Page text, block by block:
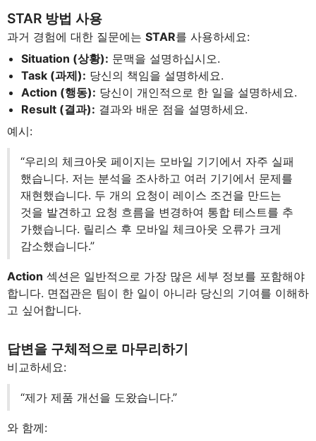
STAR 방법 사용
과거 경험에 대한 질문에는 STAR를 사용하세요:
Situation (상황): 문맥을 설명하십시오.
Task (과제): 당신의 책임을 설명하세요.
Action (행동): 당신이 개인적으로 한 일을 설명하세요.
Result (결과): 결과와 배운 점을 설명하세요.
예시:
“우리의 체크아웃 페이지는 모바일 기기에서 자주 실패
했습니다. 저는 분석을 조사하고 여러 기기에서 문제를
재현했습니다. 두 개의 요청이 레이스 조건을 만드는
것을 발견하고 요청 흐름을 변경하여 통합 테스트를 추
가했습니다. 릴리스 후 모바일 체크아웃 오류가 크게
감소했습니다.”
Action 섹션은 일반적으로 가장 많은 세부 정보를 포함해야
합니다. 면접관은 팀이 한 일이 아니라 당신의 기여를 이해하
고 싶어합니다.
답변을 구체적으로 마무리하기
비교하세요:
“제가 제품 개선을 도왔습니다.”
와 함께: